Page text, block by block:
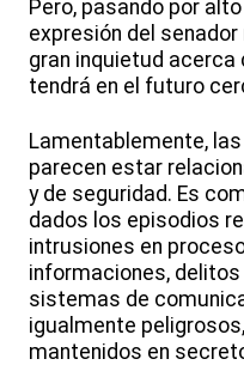
Pero, pasando por
expresión del
gran inquietud
tendrá en el futuro
Lamentablemente,
parecen estar
y de seguridad. Es
dados los episodios
intrusiones en
informaciones,
sistemas de
igualmente
mantenidos en